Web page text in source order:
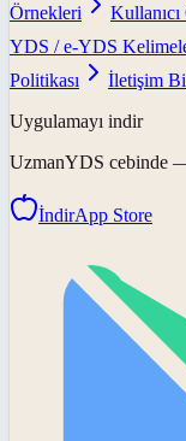
Örnekleri
YDS / e-YDS
Politikası
İletişim
Uygulamayı indir
UzmanYDS cebinde
İndirApp Store